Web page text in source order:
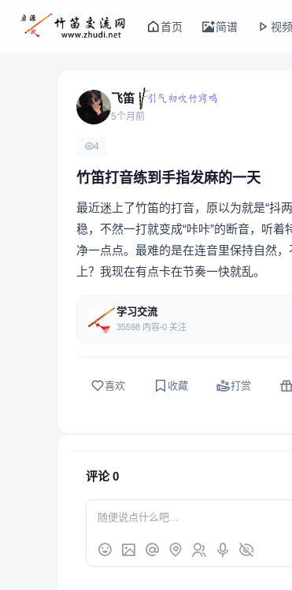
首页 简谱 视频
飞笛
5个月前
4
竹笛打音练到手指发麻的一天
最近迷上了竹笛的打音，原以为就是“抖
稳，不然一打就变成“咔咔”的断音，听
净一点点。最难的是在连音里保持自然
上？我现在有点卡在节奏一快就乱。
学习交流
35598 内容 0 关注
喜欢 收藏 打赏
评论0